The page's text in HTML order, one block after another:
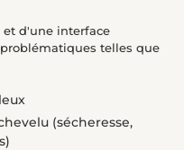
et d'une interface
telles que
(sécheresse,